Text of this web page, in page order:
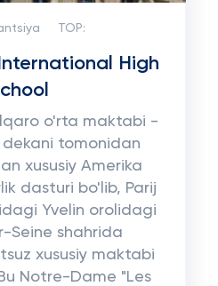
TOP:
High
o'rta maktabi -
tomonidan
xususiy Amerika
dasturi bo'lib, Parij
Yvelin orolidagi
Seine shahrida
xususiy maktabi
Notre-Dame "Les